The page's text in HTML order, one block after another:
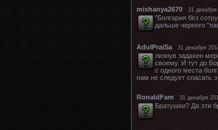
mishanya2670 31
"Болгария без
дальше черного
AdulPraiSa 31 декабря
лизнув задахен
своему. И тут до
с одного места
нам не следует спасать
RonaldFam 31 декабря
Братушки? Да эти